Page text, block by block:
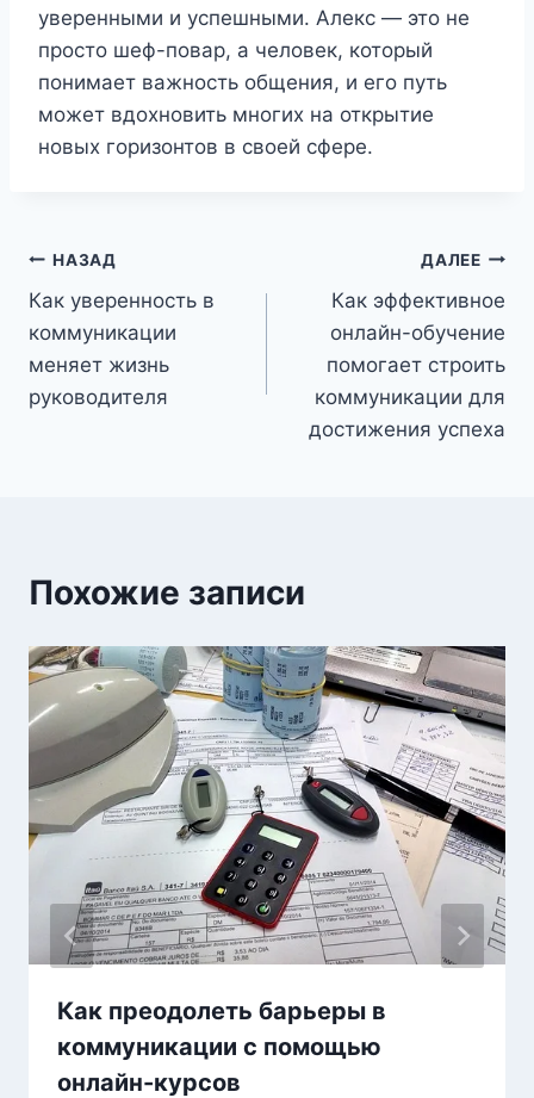
уверенными и успешными. Алекс — это не
просто шеф-повар, а человек, который
понимает важность общения, и его путь
может вдохновить многих на открытие
новых горизонтов в своей сфере.
Навигация
по
записям
НАЗАД
Как уверенность в
коммуникации
меняет жизнь
руководителя
ДАЛЕЕ
Как эффективное
онлайн-обучение
помогает строить
коммуникации для
достижения успеха
Похожие записи
Как преодолеть барьеры в
коммуникации с помощью
онлайн-курсов